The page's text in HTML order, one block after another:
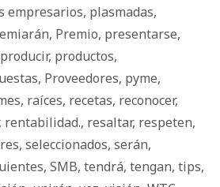
empresarios, plasmadas,
, Premio, presentarse,
producir, productos,
, Proveedores, pyme,
, raíces, recetas, reconocer,
rentabilidad., resaltar, respeten,
, seleccionados, serán,
, SMB, tendrá, tengan, tips,